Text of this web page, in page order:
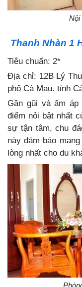
Nội
Thanh Nhàn 1
Tiêu chuẩn: 2*
Địa chỉ: 12B Lý
phố Cà Mau. tỉnh
Gần gũi và ấm
điểm nỏi bật nhất
sự tận tâm, chu
này đảm bảo
lòng nhất cho du